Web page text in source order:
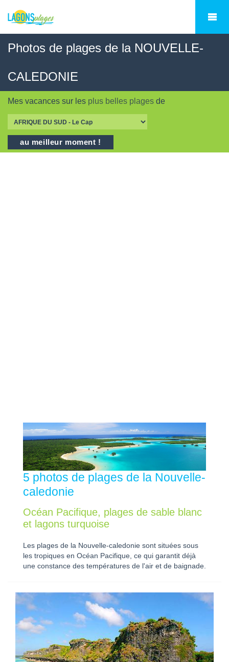
Photos de plages de la NOUVELLE-
CALEDONIE
Mes vacances sur les plus belles plages de
au meilleur moment !
5 photos de plages de la Nouvelle-
caledonie
Océan Pacifique, plages de sable blanc
et lagons turquoise
Les plages de la Nouvelle-caledonie sont situées sous
les tropiques en Océan Pacifique, ce qui garantit déjà
une constance des températures de l'air et de baignade.